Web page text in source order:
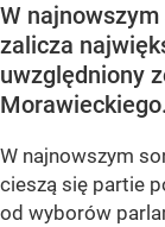
W najnowszym
zalicza
uwzględniony
Morawieckiego.
W najnowszym
cieszą się partie
od wyborów